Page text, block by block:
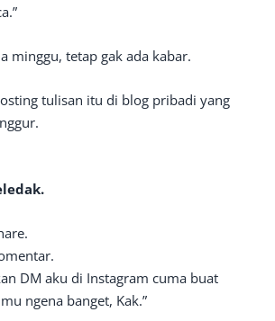
minggu, tetap gak ada kabar.
tulisan itu di blog pribadi yang
DM aku di Instagram cuma buat
ngena banget, Kak.”